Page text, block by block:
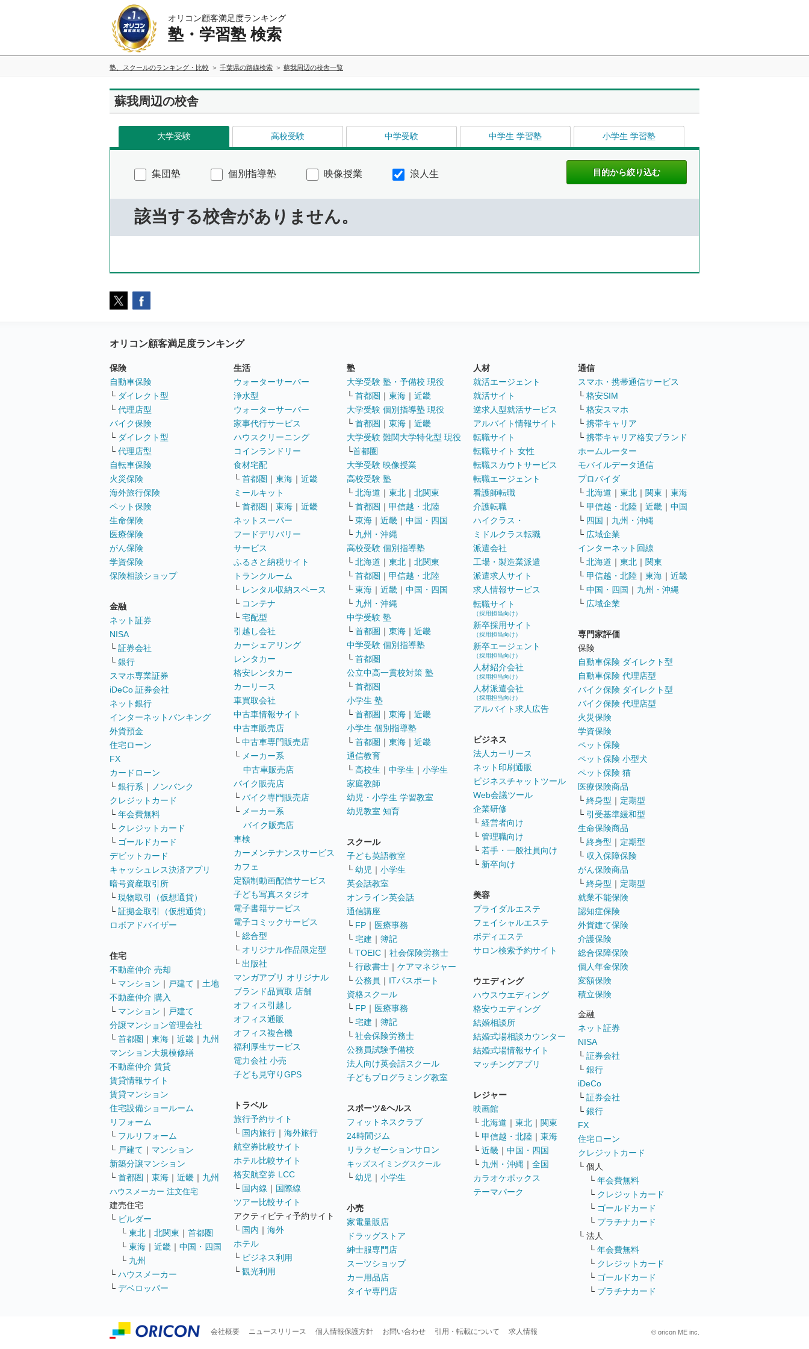
オリコン顧客満足度ランキング
塾・学習塾 検索
塾、スクールのランキング・比較 千葉県の路線検索 蘇我周辺の校舎一覧
蘇我周辺の校舎
大学受験 高校受験 中学受験 中学生 学習塾 小学生 学習塾
集団塾 個別指導塾 映像授業 浪人生
該当する校舎がありません。
オリコン顧客満足度ランキング
保険
自動車保険
└ ダイレクト型
└ 代理店型
バイク保険
└ ダイレクト型
└ 代理店型
自転車保険
火災保険
海外旅行保険
ペット保険
生命保険
医療保険
がん保険
学資保険
保険相談ショップ
金融
ネット証券
NISA
└ 証券会社
└ 銀行
スマホ専業証券
iDeCo 証券会社
ネット銀行
インターネットバンキング
外貨預金
住宅ローン
FX
カードローン
└ 銀行系 ｜
ノンバンク
クレジットカード
└ 年会費無料
└ クレジットカード
└ ゴールドカード
デビットカード
キャッシュレス決済アプリ
暗号資産取引所
└ 現物取引（仮想通貨）
└ 証拠金取引（仮想通貨）
ロボアドバイザー
住宅
不動産仲介 売却
└ マンション ｜ 戸建て ｜ 土地
不動産仲介 購入
└ マンション ｜ 戸建て
分譲マンション管理会社
└ 首都圏 ｜ 東海 ｜ 近畿 ｜ 九州
マンション大規模修繕
不動産仲介 賃貸
賃貸情報サイト
賃貸マンション
住宅設備ショールーム
リフォーム
└ フルリフォーム
└ 戸建て ｜ マンション
新築分譲マンション
└ 首都圏 ｜ 東海 ｜ 近畿 ｜ 九州
ハウスメーカー 注文住宅
建売住宅
└ ビルダー
└ 東北 ｜ 北関東 ｜ 首都圏
└ 東海 ｜ 近畿 ｜ 中国・四国
└ 九州
└ ハウスメーカー
└ デベロッパー
生活
ウォーターサーバー
浄水型
ウォーターサーバー
家事代行サービス
ハウスクリーニング
コインランドリー
食材宅配
└ 首都圏 ｜ 東海 ｜ 近畿
ミールキット
└ 首都圏 ｜ 東海 ｜ 近畿
ネットスーパー
フードデリバリー
サービス
ふるさと納税サイト
トランクルーム
└ レンタル収納スペース
└ コンテナ
└ 宅配型
引越し会社
カーシェアリング
レンタカー
格安レンタカー
カーリース
車買取会社
中古車情報サイト
中古車販売店
└ 中古車専門販売店
└ メーカー系
中古車販売店
バイク販売店
└ バイク専門販売店
└ メーカー系
バイク販売店
車検
カーメンテナンスサービス
カフェ
定額制動画配信サービス
子ども写真スタジオ
電子書籍サービス
電子コミックサービス
└ 総合型
└ オリジナル作品限定型
└ 出版社
マンガアプリ オリジナル
ブランド品買取 店舗
オフィス引越し
オフィス通販
オフィス複合機
福利厚生サービス
電力会社 小売
子ども見守りGPS
トラベル
旅行予約サイト
└ 国内旅行 ｜ 海外旅行
航空券比較サイト
ホテル比較サイト
格安航空券 LCC
└ 国内線 ｜ 国際線
ツアー比較サイト
アクティビティ予約サイト
└ 国内 ｜ 海外
ホテル
└ ビジネス利用
└ 観光利用
塾
大学受験 塾・予備校 現役
└ 首都圏 ｜ 東海 ｜ 近畿
大学受験 個別指導塾 現役
└ 首都圏 ｜ 東海 ｜ 近畿
大学受験 難関大学特化型 現役
└首都圏
大学受験 映像授業
高校受験 塾
└ 北海道 ｜ 東北 ｜ 北関東
└ 首都圏 ｜ 甲信越・北陸
└ 東海 ｜ 近畿 ｜ 中国・四国
└ 九州・沖縄
高校受験 個別指導塾
└ 北海道 ｜ 東北 ｜ 北関東
└ 首都圏 ｜ 甲信越・北陸
└ 東海 ｜ 近畿 ｜ 中国・四国
└ 九州・沖縄
中学受験 塾
└ 首都圏 ｜ 東海 ｜ 近畿
中学受験 個別指導塾
└ 首都圏
公立中高一貫校対策 塾
└ 首都圏
小学生 塾
└ 首都圏 ｜ 東海 ｜ 近畿
小学生 個別指導塾
└ 首都圏 ｜ 東海 ｜ 近畿
通信教育
└ 高校生 ｜ 中学生 ｜ 小学生
家庭教師
幼児・小学生 学習教室
幼児教室 知育
スクール
子ども英語教室
└ 幼児 ｜ 小学生
英会話教室
オンライン英会話
通信講座
└ FP ｜ 医療事務
└ 宅建 ｜ 簿記
└ TOEIC ｜ 社会保険労務士
└ 行政書士 ｜ ケアマネジャー
└ 公務員 ｜ ITパスポート
資格スクール
└ FP ｜ 医療事務
└ 宅建 ｜ 簿記
└ 社会保険労務士
公務員試験予備校
法人向け英会話スクール
子どもプログラミング教室
スポーツ&ヘルス
フィットネスクラブ
24時間ジム
リラクゼーションサロン
キッズスイミングスクール
└ 幼児 ｜ 小学生
小売
家電量販店
ドラッグストア
紳士服専門店
スーツショップ
カー用品店
タイヤ専門店
人材
就活エージェント
就活サイト
逆求人型就活サービス
アルバイト情報サイト
転職サイト
転職サイト 女性
転職スカウトサービス
転職エージェント
看護師転職
介護転職
ハイクラス・
ミドルクラス転職
派遣会社
工場・製造業派遣
派遣求人サイト
求人情報サービス
転職サイト
（採用担当向け）
新卒採用サイト
（採用担当向け）
新卒エージェント
（採用担当向け）
人材紹介会社
（採用担当向け）
人材派遣会社
（採用担当向け）
アルバイト求人広告
ビジネス
法人カーリース
ネット印刷通販
ビジネスチャットツール
Web会議ツール
企業研修
└ 経営者向け
└ 管理職向け
└ 若手・一般社員向け
└ 新卒向け
美容
ブライダルエステ
フェイシャルエステ
ボディエステ
サロン検索予約サイト
ウエディング
ハウスウエディング
格安ウエディング
結婚相談所
結婚式場相談カウンター
結婚式場情報サイト
マッチングアプリ
レジャー
映画館
└ 北海道 ｜ 東北 ｜ 関東
└ 甲信越・北陸 ｜ 東海
└ 近畿 ｜ 中国・四国
└ 九州・沖縄 ｜ 全国
カラオケボックス
テーマパーク
通信
スマホ・携帯通信サービス
└ 格安SIM
└ 格安スマホ
└ 携帯キャリア
└ 携帯キャリア格安ブランド
ホームルーター
モバイルデータ通信
プロバイダ
└ 北海道 ｜ 東北 ｜ 関東 ｜ 東海
└ 甲信越・北陸 ｜ 近畿 ｜ 中国
└ 四国 ｜ 九州・沖縄
└ 広域企業
インターネット回線
└ 北海道 ｜ 東北 ｜ 関東
└ 甲信越・北陸 ｜ 東海 ｜ 近畿
└ 中国・四国 ｜ 九州・沖縄
└ 広域企業
専門家評価
保険
自動車保険 ダイレクト型
自動車保険 代理店型
バイク保険 ダイレクト型
バイク保険 代理店型
火災保険
学資保険
ペット保険
ペット保険 小型犬
ペット保険 猫
医療保険商品
└ 終身型 ｜ 定期型
└ 引受基準緩和型
生命保険商品
└ 終身型 ｜ 定期型
└ 収入保障保険
がん保険商品
└ 終身型 ｜ 定期型
就業不能保険
認知症保険
外貨建て保険
介護保険
総合保障保険
個人年金保険
変額保険
積立保険
金融
ネット証券
NISA
└ 証券会社
└ 銀行
iDeCo
└ 証券会社
└ 銀行
FX
住宅ローン
クレジットカード
└ 個人
└ 年会費無料
└ クレジットカード
└ ゴールドカード
└ プラチナカード
└ 法人
└ 年会費無料
└ クレジットカード
└ ゴールドカード
└ プラチナカード
会社概要 ニュースリリース 個人情報保護方針 お問い合わせ 引用・転載について 求人情報 © oricon ME inc.